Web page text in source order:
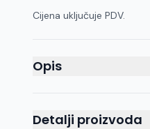
Cijena uključuje PDV.
Opis
Detalji proizvoda